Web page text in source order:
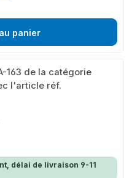
panier
délai de livraison 9-11